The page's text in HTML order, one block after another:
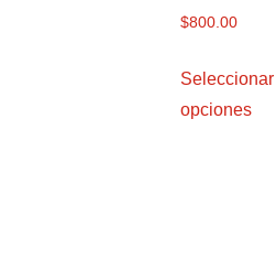
$800.00
Seleccionar
opciones